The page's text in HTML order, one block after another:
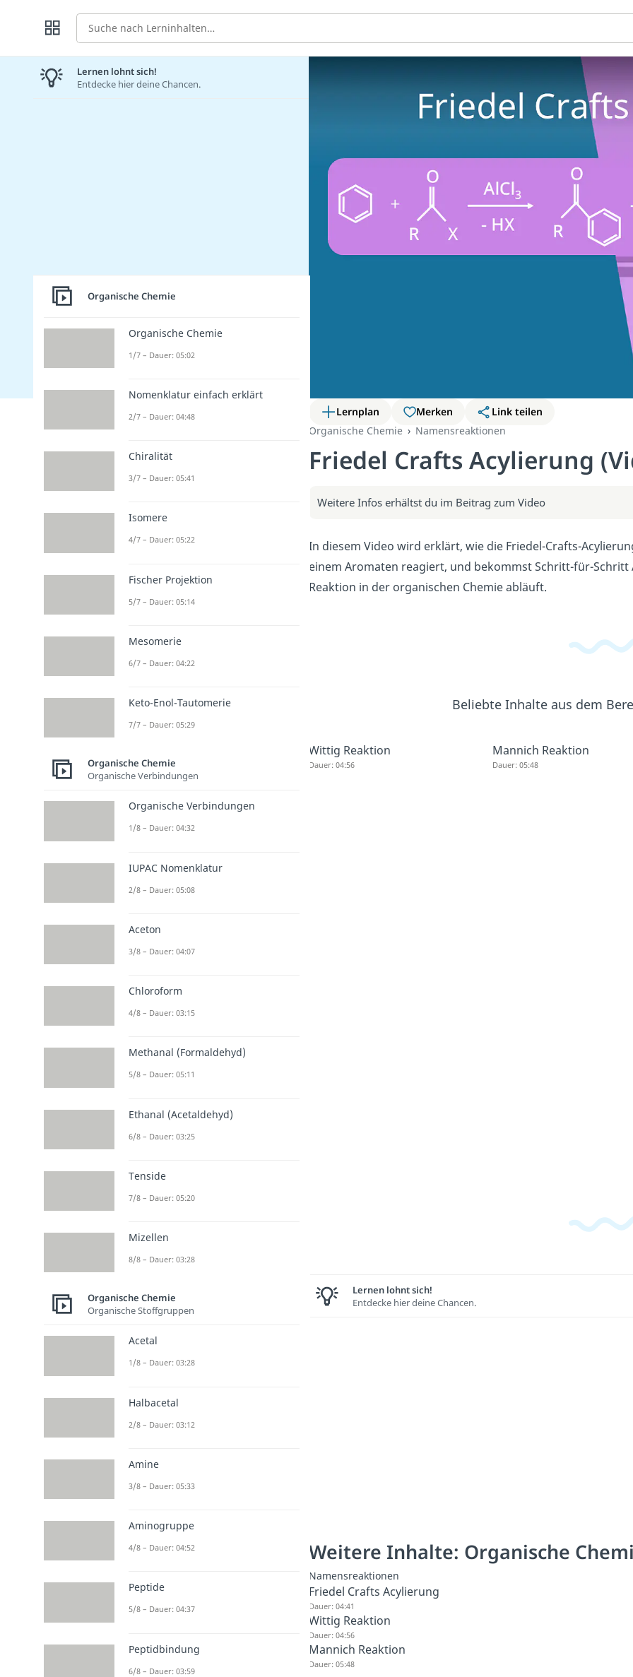
Suche
Lernplan Merken
Link teilen
Organische Chemie
Namensreaktionen
Friedel Crafts Acylierung
Weitere Infos erhältst du im Beitrag zum Video
In diesem Video wird erklärt, wie die Friedel-Crafts-
einem Aromaten reagiert, und bekommst Schritt-für-
Reaktion in der organischen Chemie abläuft.
Beliebte Inhalte aus dem
Wittig Reaktion
Dauer: 04:56
Mannich Reaktion
Dauer: 05:48
Lernen lohnt sich!
Entdecke hier deine Chancen.
Weitere Inhalte: Organische
Namensreaktionen
Friedel Crafts Acylierung
Dauer: 04:41
Wittig Reaktion
Dauer: 04:56
Mannich Reaktion
Dauer: 05:48
Lernen lohnt sich!
Entdecke hier deine Chancen.
Organische Chemie
Organische Chemie
1/7 – Dauer: 05:02
Nomenklatur einfach erklärt
2/7 – Dauer: 04:48
Chiralität
3/7 – Dauer: 05:41
Isomere
4/7 – Dauer: 05:22
Fischer Projektion
5/7 – Dauer: 05:14
Mesomerie
6/7 – Dauer: 04:22
Keto-Enol-Tautomerie
7/7 – Dauer: 05:29
Organische Chemie
Organische Verbindungen
Organische Verbindungen
1/8 – Dauer: 04:32
IUPAC Nomenklatur
2/8 – Dauer: 05:08
Aceton
3/8 – Dauer: 04:07
Chloroform
4/8 – Dauer: 03:15
Methanal (Formaldehyd)
5/8 – Dauer: 05:11
Ethanal (Acetaldehyd)
6/8 – Dauer: 03:25
Tenside
7/8 – Dauer: 05:20
Mizellen
8/8 – Dauer: 03:28
Organische Chemie
Organische Stoffgruppen
Acetal
1/8 – Dauer: 03:28
Halbacetal
2/8 – Dauer: 03:12
Amine
3/8 – Dauer: 05:33
Aminogruppe
4/8 – Dauer: 04:52
Peptide
5/8 – Dauer: 04:37
Peptidbindung
6/8 – Dauer: 03:59